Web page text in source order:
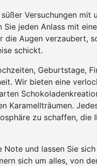
Versuchungen mit
jeden Anlass mit
die Augen verzaubert,
schickt.
Geburtstage,
Wir bieten eine
Karamellträumen.
zu schaffen, die
Note und lassen Sie
sich um alles, von